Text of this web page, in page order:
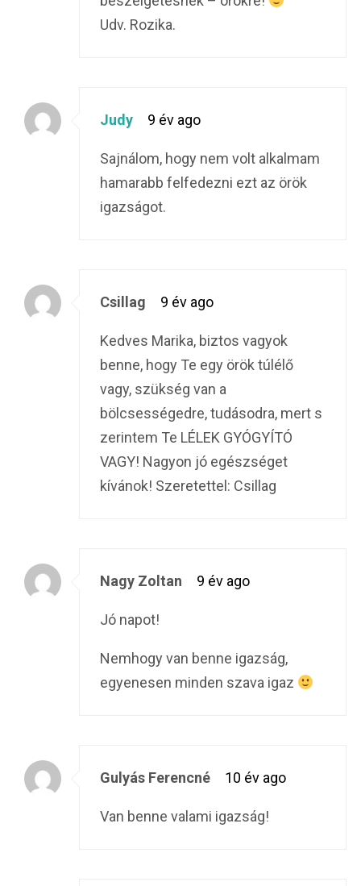
Udv. Rozika.
Judy 9 év ago
Sajnálom, hogy nem volt alkalmam
hamarabb felfedezni ezt az örök
igazságot.
Csillag 9 év ago
Kedves Marika, biztos vagyok
benne, hogy Te egy örök túlélő
vagy, szükség van a
bölcsességedre, tudásodra, mert s
zerintem Te LÉLEK GYÓGYÍTÓ
VAGY! Nagyon jó egészséget
kívánok! Szeretettel: Csillag
Nagy Zoltan 9 év ago
Jó napot!
Nemhogy van benne igazság,
egyenesen minden szava igaz
Gulyás Ferencné 10 év ago
Van benne valami igazság!